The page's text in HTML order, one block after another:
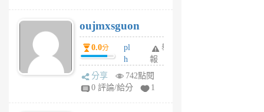
個
月
前
個
月
前
oujmxsguon
0.0分
pl
h
wi
w
舉
報
分享
742點閱
0 評論/給分
1